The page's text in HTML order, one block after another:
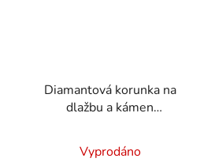
Diamantová korunka na
dlažbu a kámen
Vyprodáno